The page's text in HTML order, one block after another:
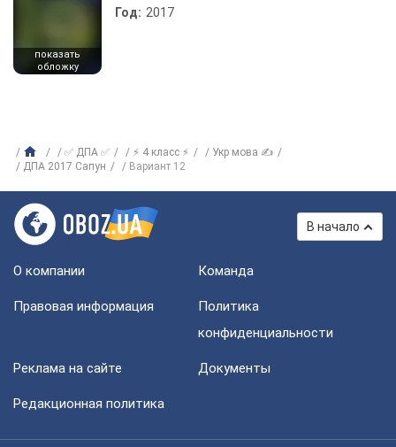
показать
обложку
Год: 2017
✅ ДПА ✅ ⚡ 4 класс ⚡
Укр мова ✍
ДПА 2017 Сапун
Вариант 12
В начало
О компании Команда
Правовая информация
Политика
конфиденциальности
Реклама на сайте Документы
Редакционная политика